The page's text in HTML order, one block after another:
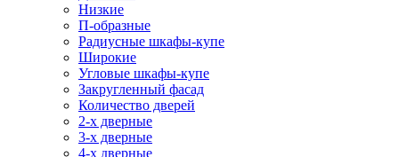
Низкие
П-образные
Радиусные шкафы-купе
Широкие
Угловые шкафы-купе
Закругленный фасад
Количество дверей
2-х дверные
3-х дверные
4-х дверные